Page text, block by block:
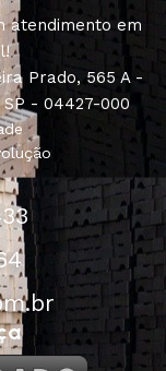
atendimento em
Prado, 565 A -
- 04427-000